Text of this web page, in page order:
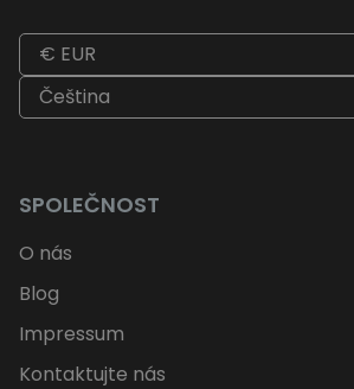
€ EUR
Čeština
SPOLEČNOST
O nás
Blog
Impressum
Kontaktujte nás